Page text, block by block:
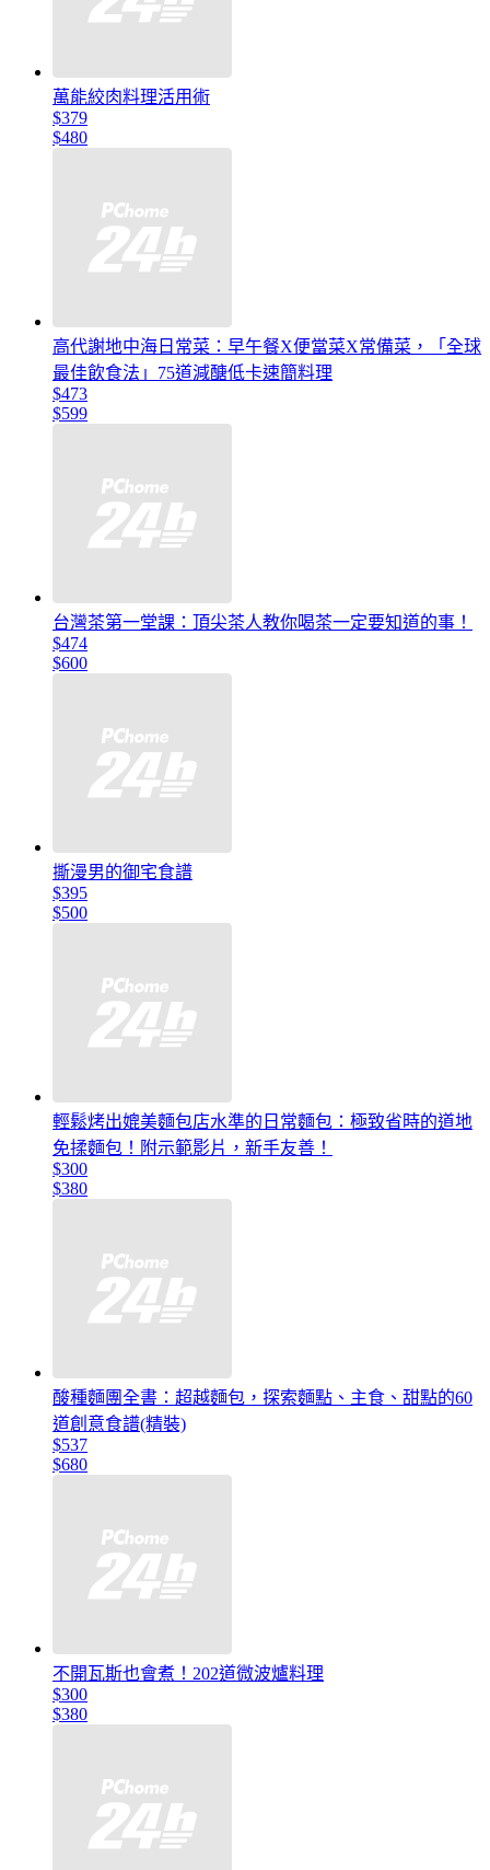
萬能絞肉料理活用術
$379
$480
高代謝地中海日常菜：早午餐X便當菜X常備菜，「全球
最佳飲食法」75道減醣低卡速簡料理
$473
$599
台灣茶第一堂課：頂尖茶人教你喝茶一定要知道的事！
$474
$600
撕漫男的御宅食譜
$395
$500
輕鬆烤出媲美麵包店水準的日常麵包：極致省時的道地
免揉麵包！附示範影片，新手友善！
$300
$380
酸種麵團全書：超越麵包，探索麵點、主食、甜點的60
道創意食譜(精裝)
$537
$680
不開瓦斯也會煮！202道微波爐料理
$300
$380